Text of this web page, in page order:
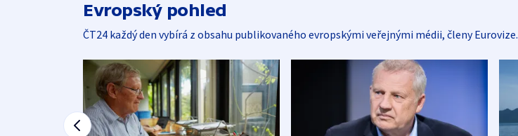
Evropský pohled
ČT24 každý den vybírá z obsahu publikovaného evropskými veřejnými médii, členy Eurovize.